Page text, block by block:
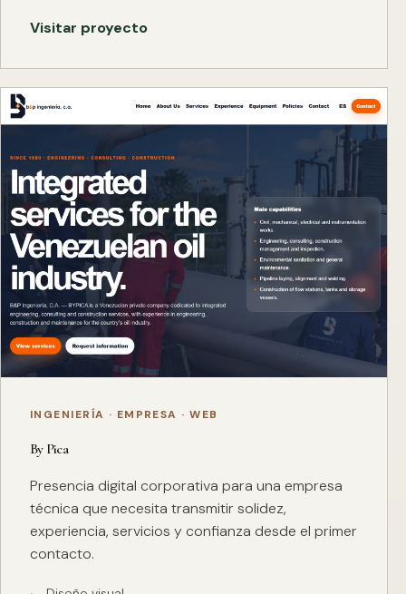
Visitar proyecto
INGENIERÍA · EMPRESA · WEB
By Pica
Presencia digital corporativa para una empresa
técnica que necesita transmitir solidez,
experiencia, servicios y confianza desde el primer
contacto.